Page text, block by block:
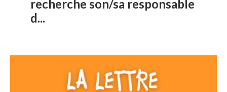
recherche son/sa responsable
d...